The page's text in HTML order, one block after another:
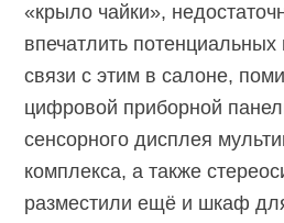
«крыло чайки»,
впечатлить потенциальных
связи с этим в салоне,
цифровой приборной
сенсорного дисплея
комплекса, а также
разместили ещё и шкаф